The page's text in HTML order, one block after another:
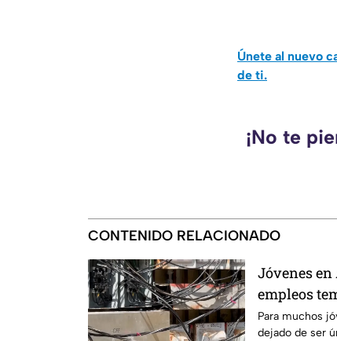
Únete al nuevo
de ti.
¡No te
CONTENIDO RELACIONADO
Jóvenes
empleos
ciclo
Para muchos
dejado de ser